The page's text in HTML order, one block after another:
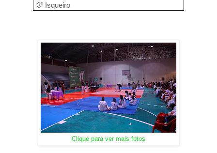
3º Isqueiro
Clique para ver mais fotos